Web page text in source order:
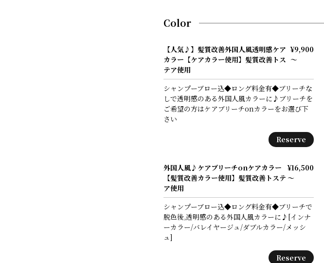
Color
【人気♪】髪質改善外国人風透明感ケア
カラー【ケアカラー使用】髪質改善トス
テア使用
¥9,900
～
シャンプーブロー込◆ロング料金有◆ブリーチな
しで透明感のある外国人風カラーに♪ブリーチを
ご希望の方はケアブリーチonカラーをお選び下
さい
Reserve
外国人風♪ケアブリーチonケアカラー
【髪質改善カラー使用】髪質改善トステ
ア使用
¥16,500
～
シャンプーブロー込◆ロング料金有◆ブリーチで
脱色後,透明感のある外国人風カラーに♪[インナ
ーカラー/バレイヤージュ/ダブルカラー/メッシ
ュ]
Reserve